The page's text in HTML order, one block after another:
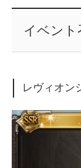
イベント
レヴィオン